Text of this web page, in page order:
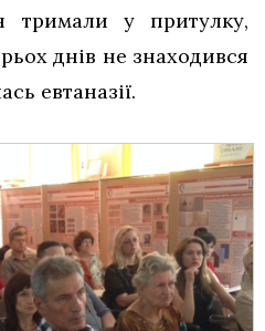
тримали у притулку,
днів не знаходився
евтаназії.